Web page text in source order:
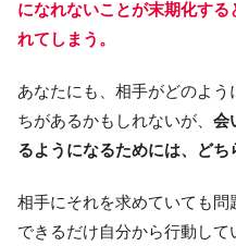
になれないことが末期化す
れてしまう。
あなたにも、相手がどのよ
ちがあるかもしれないが、 会
るようになるためには、どち
相手にそれを求めていても問
できるだけ自分から行動し